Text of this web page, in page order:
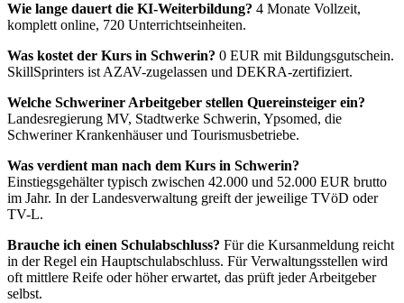
Wie lange dauert die KI-Weiterbildung? 4 Monate Vollzeit,
komplett online, 720 Unterrichtseinheiten.
Was kostet der Kurs in Schwerin? 0 EUR mit Bildungsgutschein.
SkillSprinters ist AZAV-zugelassen und DEKRA-zertifiziert.
Welche Schweriner Arbeitgeber stellen Quereinsteiger ein?
Landesregierung MV, Stadtwerke Schwerin, Ypsomed, die
Schweriner Krankenhäuser und Tourismusbetriebe.
Was verdient man nach dem Kurs in Schwerin?
Einstiegsgehälter typisch zwischen 42.000 und 52.000 EUR brutto
im Jahr. In der Landesverwaltung greift der jeweilige TVöD oder
TV-L.
Brauche ich einen Schulabschluss? Für die Kursanmeldung reicht
in der Regel ein Hauptschulabschluss. Für Verwaltungsstellen wird
oft mittlere Reife oder höher erwartet, das prüft jeder Arbeitgeber
selbst.